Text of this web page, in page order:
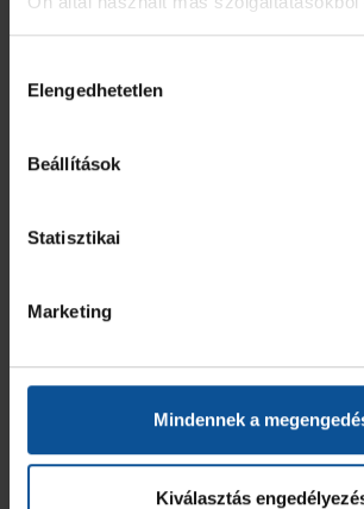
kiválasztása
Elengedhetetlen
Beállítások
Statisztikai
Marketing
Mindennek a
Kiválasztás
ÖSSZESEN
Csepel DSE
MEZ JÁTÉKOS
18 Borszuk Balázs